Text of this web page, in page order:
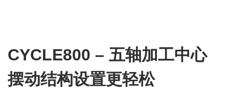
CYCLE800 – 五轴加工中心
摆动结构设置更轻松